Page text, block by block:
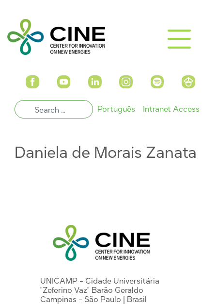
Português Intranet Access
Daniela de Morais Zanata
UNICAMP - Cidade Universitária
"Zeferino Vaz" Barão Geraldo
Campinas - São Paulo | Brasil